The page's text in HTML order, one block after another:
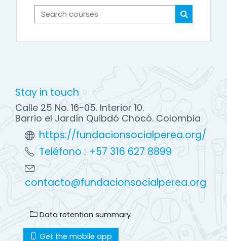
Search courses
Search
Stay in touch
Calle 25 No. 16-05. Interior 10.
Barrio el Jardín Quibdó Chocó. Colombia
https://fundacionsocialperea.org/
Teléfono : +57 316 627 8899
contacto@fundacionsocialperea.org
Data retention summary
Get the mobile app